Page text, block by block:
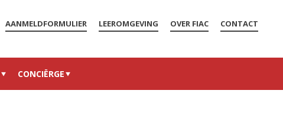
AANMELDFORMULIER LEEROMGEVING OVER FIAC CONTACT
CONCIËRGE